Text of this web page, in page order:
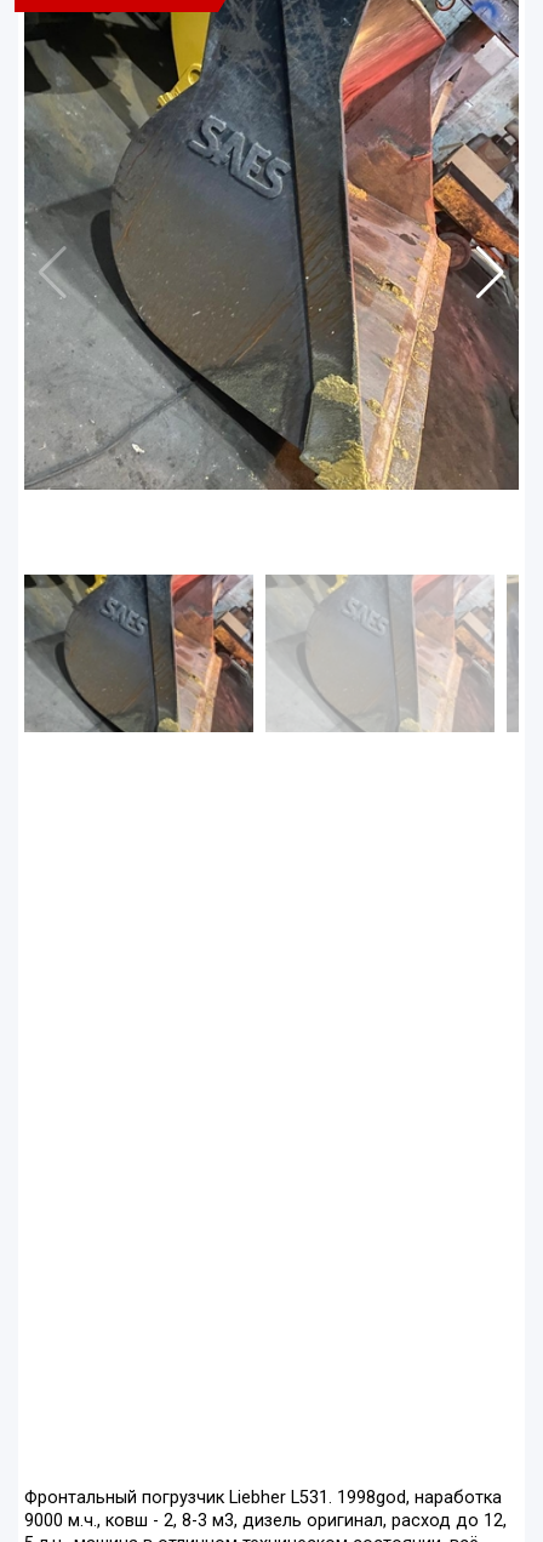
Фронтальный погрузчик Liebher L531. 1998god, наработка
9000 м.ч., ковш - 2, 8-3 м3, дизель оригинал, расход до 12,